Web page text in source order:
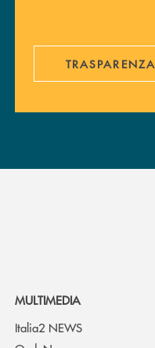
TRASPARENZA
MULTIMEDIA
Italia2 NEWS